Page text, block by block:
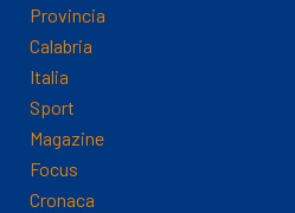
Provincia
Calabria
Italia
Sport
Magazine
Focus
Cronaca